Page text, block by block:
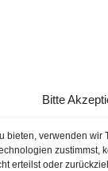
Bitte
bieten, verwenden
zustimmst,
erteilst oder